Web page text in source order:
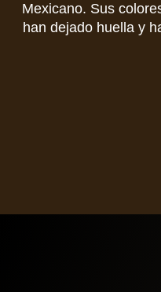
Mexicano. Sus
han dejado huella y